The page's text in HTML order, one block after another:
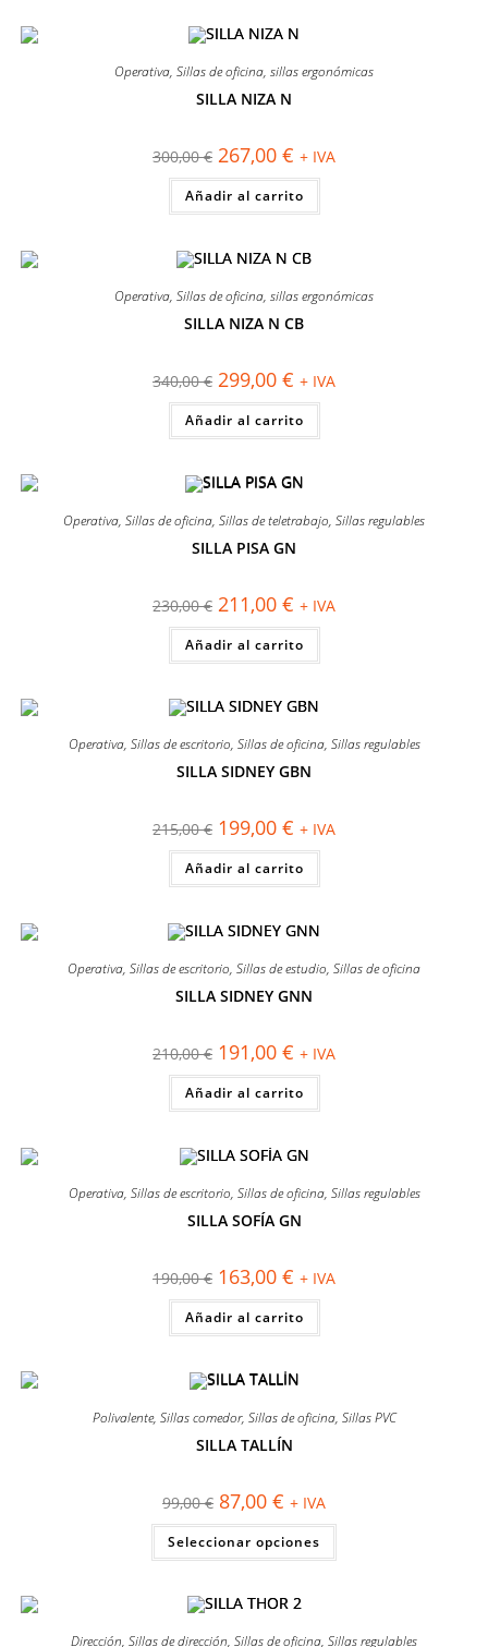
Operativa, Sillas de oficina, sillas ergonómicas
SILLA NIZA N
300,00€ El
precio
original
era:
300,00 €.
267,00 € El
precio
actual
es:
267,00 €.
+ IVA
Añadir al carrito
Operativa, Sillas de oficina, sillas ergonómicas
SILLA NIZA N CB
340,00€ El
precio
original
era:
340,00 €.
299,00 € El
precio
actual
es:
299,00 €.
+ IVA
Añadir al carrito
Operativa, Sillas de oficina, Sillas de teletrabajo, Sillas regulables
SILLA PISA GN
230,00€ El
precio
original
era:
230,00 €.
211,00 € El
precio
actual
es:
211,00 €.
+ IVA
Añadir al carrito
Operativa, Sillas de escritorio, Sillas de oficina, Sillas regulables
SILLA SIDNEY GBN
215,00€ El
precio
original
era:
215,00 €.
199,00 € El
precio
actual
es:
199,00 €.
+ IVA
Añadir al carrito
Operativa, Sillas de escritorio, Sillas de estudio, Sillas de oficina
SILLA SIDNEY GNN
210,00€ El
precio
original
era:
210,00 €.
191,00 € El
precio
actual
es:
191,00 €.
+ IVA
Añadir al carrito
Operativa, Sillas de escritorio, Sillas de oficina, Sillas regulables
SILLA SOFÍA GN
190,00€ El
precio
original
era:
190,00 €.
163,00 € El
precio
actual
es:
163,00 €.
+ IVA
Añadir al carrito
Polivalente, Sillas comedor, Sillas de oficina, Sillas PVC
SILLA TALLÍN
99,00€ El
precio
original
era:
99,00 €.
87,00 € El
precio
actual
es:
87,00 €.
+ IVA
Seleccionar opciones
Este
tiene
se
Dirección, Sillas de dirección, Sillas de oficina, Sillas regulables